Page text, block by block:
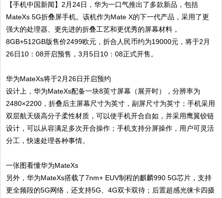
【手机中国新闻】2月24日，华为一口气推出了多款新品，包括
MateXs 5G折叠屏手机。该机作为Mate X的下一代产品，采用了更
强大的处理器、更先进的折叠工艺和更优秀的屏幕材料，
8GB+512GB版售价2499欧元，折合人民币约为19000元，将于2月
26日10：08开启预售，3月5日10：08正式开售。
华为MateXs将于2月26日开启预约
设计上，华为MateXs配备一块8英寸屏幕（展开时），分辨率为
2480×2200，折叠后主屏幕尺寸为英寸，副屏尺寸为英寸；手机采用
双层航天级高分子柔性材质，可以使手机开合自如，并采用鹰翼铰链
设计，可以从容满足多次开合操作；手机支持分屏操作，用户可灵活
分工，快速处理各种事情。
一张图看懂华为MateXs
另外，华为MateXs搭载了7nm+ EUV制程的麒麟990 5G芯片，支持
更全频段的5G网络，还支持5G、4G双卡双待；后置超感光徕卡四摄